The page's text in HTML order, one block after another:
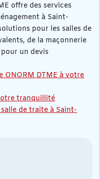
offre des services
à Saint-
pour les salles de
de la maçonnerie
un devis
ONORM DTME à votre
tranquillité
de traite à Saint-